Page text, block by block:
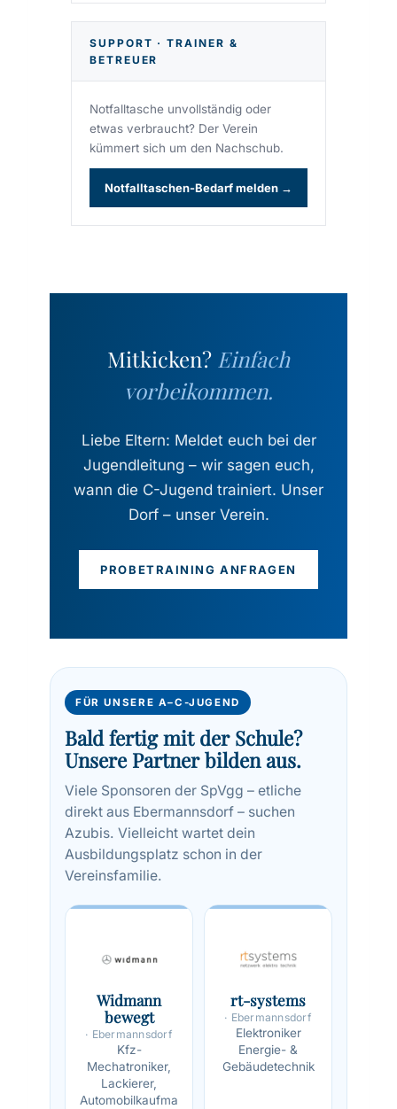
SUPPORT · TRAINER &
BETREUER
Notfalltasche unvollständig oder
etwas verbraucht? Der Verein
kümmert sich um den Nachschub.
Notfalltaschen-Bedarf melden →
Mitkicken? Einfach
vorbeikommen.
Liebe Eltern: Meldet euch bei der
Jugendleitung – wir sagen euch,
wann die C-Jugend trainiert. Unser
Dorf – unser Verein.
PROBETRAINING ANFRAGEN
FÜR UNSERE A–C-JUGEND
Bald fertig mit der Schule?
Unsere Partner bilden aus.
Viele Sponsoren der SpVgg – etliche
direkt aus Ebermannsdorf – suchen
Azubis. Vielleicht wartet dein
Ausbildungsplatz schon in der
Vereinsfamilie.
Widmann
bewegt
· Ebermannsdorf
Kfz-
Mechatroniker,
Lackierer,
Automobilkaufma
rt-systems
· Ebermannsdorf
Elektroniker
Energie- &
Gebäudetechnik